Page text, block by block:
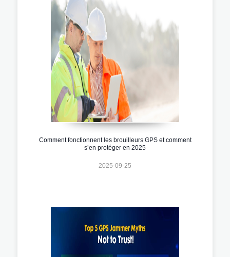
Comment fonctionnent les brouilleurs GPS et comment
s’en protéger en 2025
2025-09-25